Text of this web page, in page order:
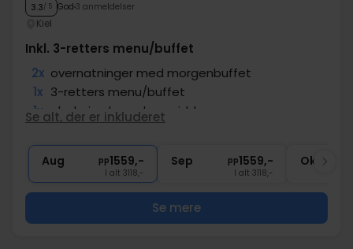
3.3/ 5 God 3 anmeldelser
Kiel
Inkl. 3-retters menu/buffet
2x overnatninger med morgenbuffet
1x 3-retters menu/buffet
1x gl. øl, vin el. vand pr. middag
∞ Adgang til wellness og fitness
Se alt, der er inkluderet
Aug pp1559,-
I alt 3118,-
Sep pp1559,-
I alt 3118,-
Okt
Se mere